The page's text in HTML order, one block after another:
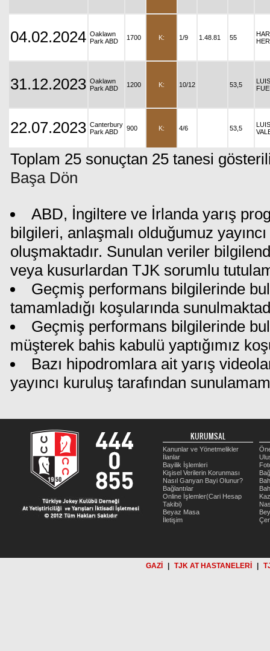
04.02.2024 Oaklawn
Park ABD
1700 K: 1/9 1.48.81 55
31.12.2023 Oaklawn
Park ABD
1200 K: 10/12 53,5
LUIS
22.07.2023 Canterbury
Park ABD
900 K: 4/6 53,5
LUIS
Toplam 25 sonuçtan 25 tanesi
Başa Dön
ABD, İngiltere ve İrlanda yarış
bilgileri, anlaşmalı olduğumuz
oluşmaktadır. Sunulan veriler
veya kusurlardan TJK sorumlu
Geçmiş performans bilgilerinde
tamamladığı koşularında
Geçmiş performans bilgilerinde
müşterek bahis kabulü yaptığımız
Bazı hipodromlara ait yarış
yayıncı kuruluş tarafından
KURUMSAL
Kanunlar ve Yönetmelikler
İlanlar
Bayilik İşlemleri
Kişisel Verilerin Korunması
Nasıl Ganyan Bayi Olunur?
Bağlantılar
Online İşlemler(Cari Hesap
Takibi)
Beyaz Masa
İletişim
GAZİ TJK AT HASTANELERİ